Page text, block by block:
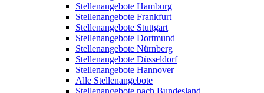
Stellenangebote Hamburg
Stellenangebote Frankfurt
Stellenangebote Stuttgart
Stellenangebote Dortmund
Stellenangebote Nürnberg
Stellenangebote Düsseldorf
Stellenangebote Hannover
Alle Stellenangebote
Stellenangebote nach Bundesland